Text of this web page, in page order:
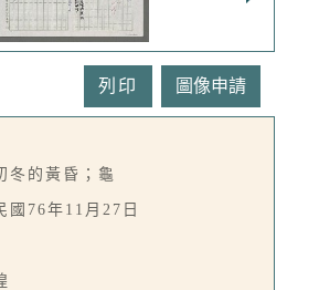
列印
冬的黃昏；龜
國76年11月27日